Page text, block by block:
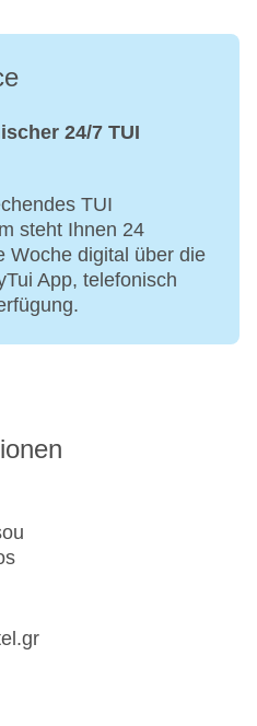
24/7 TUI
TUI
steht Ihnen 24
Woche digital über die
App, telefonisch